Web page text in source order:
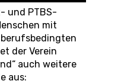
und PTBS-
mit
der Verein
auch weitere
aus: